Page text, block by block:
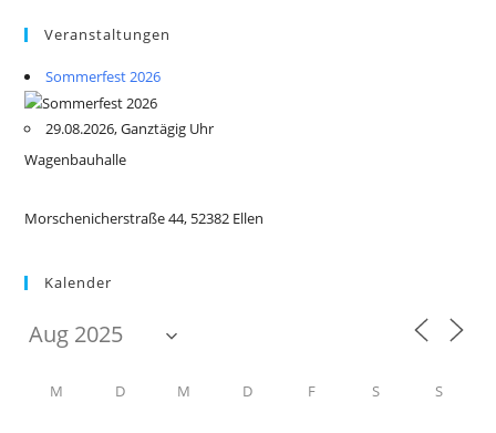
Veranstaltungen
Sommerfest 2026
29.08.2026, Ganztägig Uhr
Wagenbauhalle
Morschenicherstraße 44, 52382 Ellen
Kalender
M D M D F S S